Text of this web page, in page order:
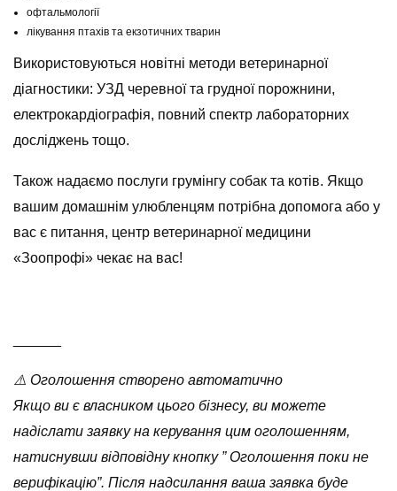
офтальмології
лікування птахів та екзотичних тварин
Використовуються новітні методи ветеринарної
діагностики: УЗД черевної та грудної порожнини,
електрокардіографія, повний спектр лабораторних
досліджень тощо.
Також надаємо послуги грумінгу собак та котів. Якщо
вашим домашнім улюбленцям потрібна допомога або у
вас є питання, центр ветеринарної медицини
«Зоопрофі» чекає на вас!
⚠️ Оголошення створено автоматично
Якщо ви є власником цього бізнесу, ви можете
надіслати заявку на керування цим оголошенням,
натиснувши відповідну кнопку ” Оголошення поки не
верифікацію”. Після надсилання ваша заявка буде